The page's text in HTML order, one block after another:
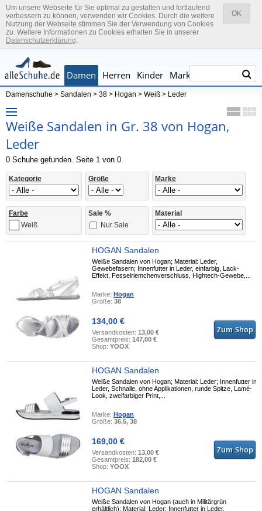
OK
Um unsere Webseite für Sie optimal zu gestalten und fortlaufend
verbessern zu können, verwenden wir Cookies. Durch die weitere
Nutzung der Webseite stimmen Sie der Verwendung von Cookies
zu. Weitere Informationen zu Cookies erhalten Sie in unserer
Datenschutzerklärung.
Damen Herren Kinder Marken
Damenschuhe > Sandalen > 38 > Hogan > Weiß > Leder
Weiße Sandalen in Gr. 38 von Hogan,
Leder
0 Schuhe gefunden. Seite 1 von 0.
Kategorie Größe Marke
Farbe
Weiß
Sale %
Nur Sale
Material
HOGAN Sandalen
Weiße Sandalen von Hogan; Material: Leder,
Gewebefasern; Innenfutter in Leder, einfarbig, Lack-
Effekt, Fesselriemchenverschluss, Hightech-Gewebe,...
Marke:Hogan
Größe:38
134,00 €
Versandkosten:13,00 €
Gesamtpreis:147,00 €
Shop:YOOX
HOGAN Sandalen
Weiße Sandalen von Hogan; Material: Leder; Innenfutter in
Leder, Schnalle, ohne Applikationen, runde Spitze, Lamé-
Look, zweifarbiger Print,...
Marke:Hogan
Größe:36.5, 38
169,00 €
Versandkosten:13,00 €
Gesamtpreis:182,00 €
Shop:YOOX
HOGAN Sandalen
Weiße Sandalen von Hogan (auch in Militärgrün
erhältlich); Material: Leder; Innenfutter in Leder,